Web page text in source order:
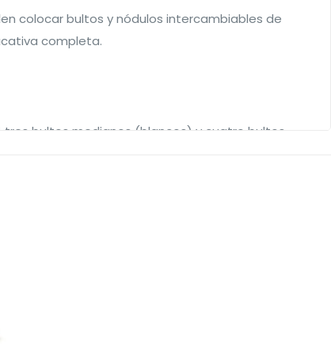
colocar bultos y nódulos intercambiables de
completa.
bultos medianos (blancos) y cuatro bultos